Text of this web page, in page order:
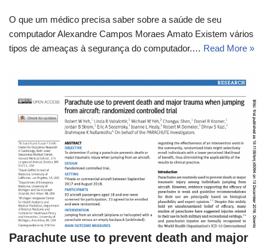
O que um médico precisa saber sobre a saúde de seu
computador Alexandre Campos Moraes Amato Existem vários
tipos de ameaças à segurança do computador.… Read More »
Parachute use to prevent death and major